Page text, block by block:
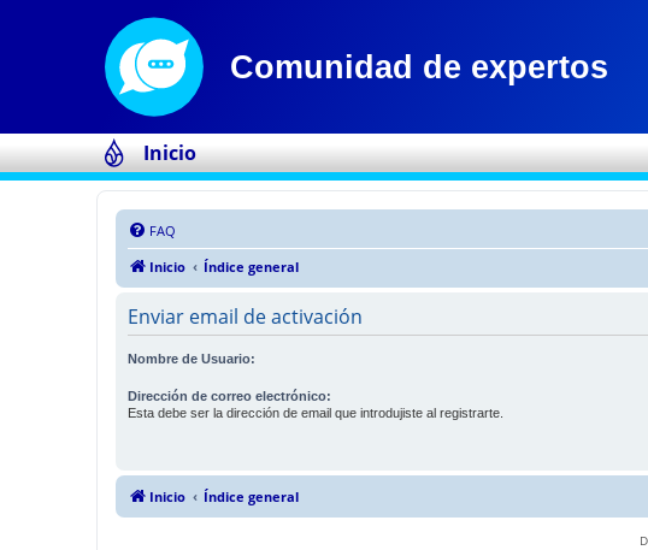
Inicio
FAQ
Inicio
Índice general
Enviar email de activación
Nombre de Usuario:
Dirección de correo electrónico:
Esta debe ser la dirección de email que introdujiste al registrarte.
Inicio Índice general